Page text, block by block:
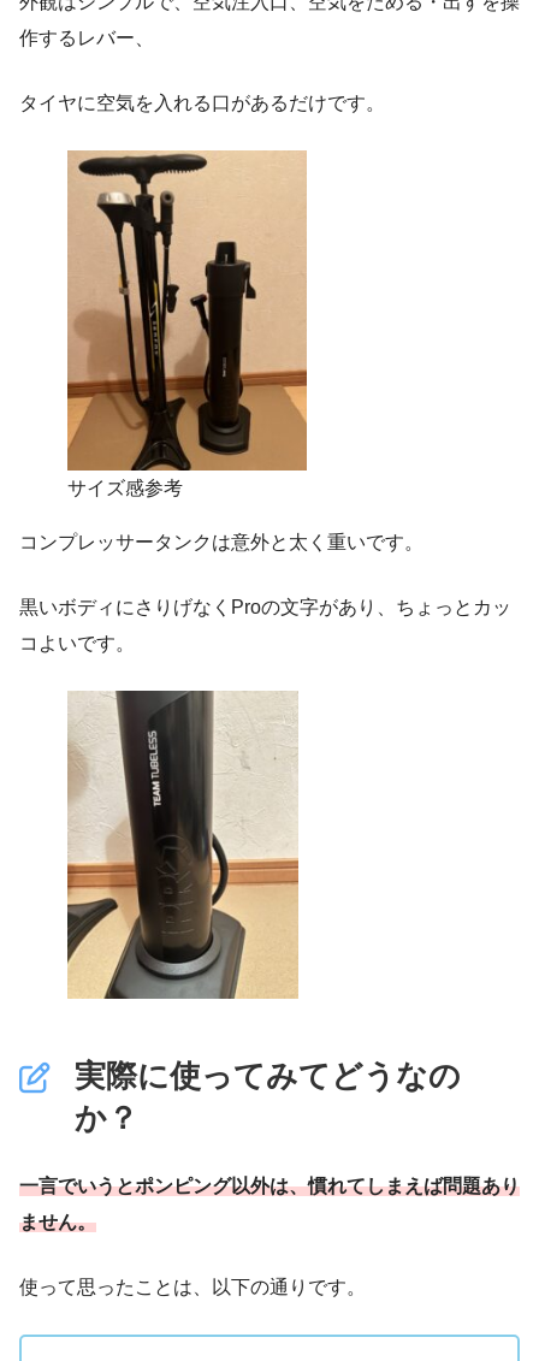
作するレバー、
タイヤに空気を入れる口があるだけです。
サイズ感参考
コンプレッサータンクは意外と太く重いです。
黒いボディにさりげなくProの文字があり、ちょっとカッ
コよいです。
実際に使ってみてどうなの
か？
一言でいうとポンピング以外は、慣れてしまえば問題あり
ません。
使って思ったことは、以下の通りです。